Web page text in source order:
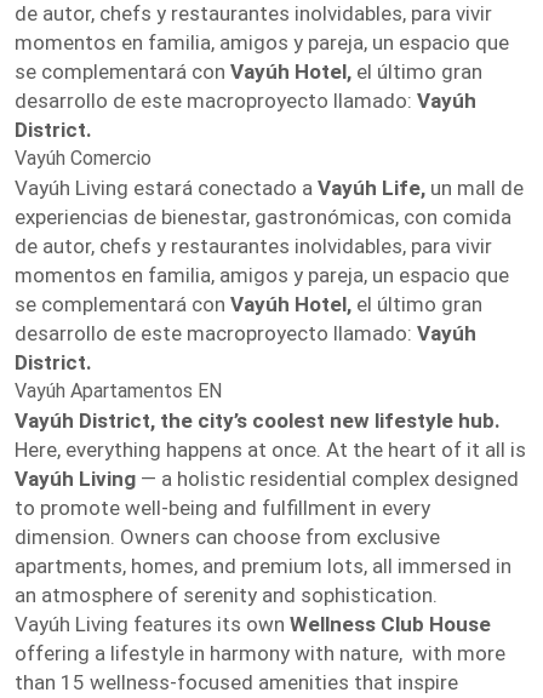
de autor, chefs y restaurantes inolvidables, para vivir
momentos en familia, amigos y pareja, un espacio que
se complementará con Vayúh Hotel, el último gran
desarrollo de este macroproyecto llamado: Vayúh
District.
Vayúh Comercio
Vayúh Living estará conectado a Vayúh Life, un mall de
experiencias de bienestar, gastronómicas, con comida
de autor, chefs y restaurantes inolvidables, para vivir
momentos en familia, amigos y pareja, un espacio que
se complementará con Vayúh Hotel, el último gran
desarrollo de este macroproyecto llamado: Vayúh
District.
Vayúh Apartamentos EN
Vayúh District, the city’s coolest new lifestyle hub.
Here, everything happens at once. At the heart of it all is
Vayúh Living — a holistic residential complex designed
to promote well-being and fulfillment in every
dimension. Owners can choose from exclusive
apartments, homes, and premium lots, all immersed in
an atmosphere of serenity and sophistication.
Vayúh Living features its own Wellness Club House
offering a lifestyle in harmony with nature, with more
than 15 wellness-focused amenities that inspire